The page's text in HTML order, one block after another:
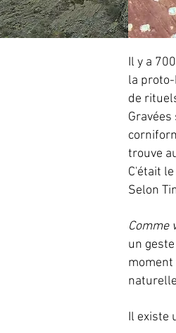
Il y a
la
de
trouve
C'était
Selon
Comme
un
Il existe